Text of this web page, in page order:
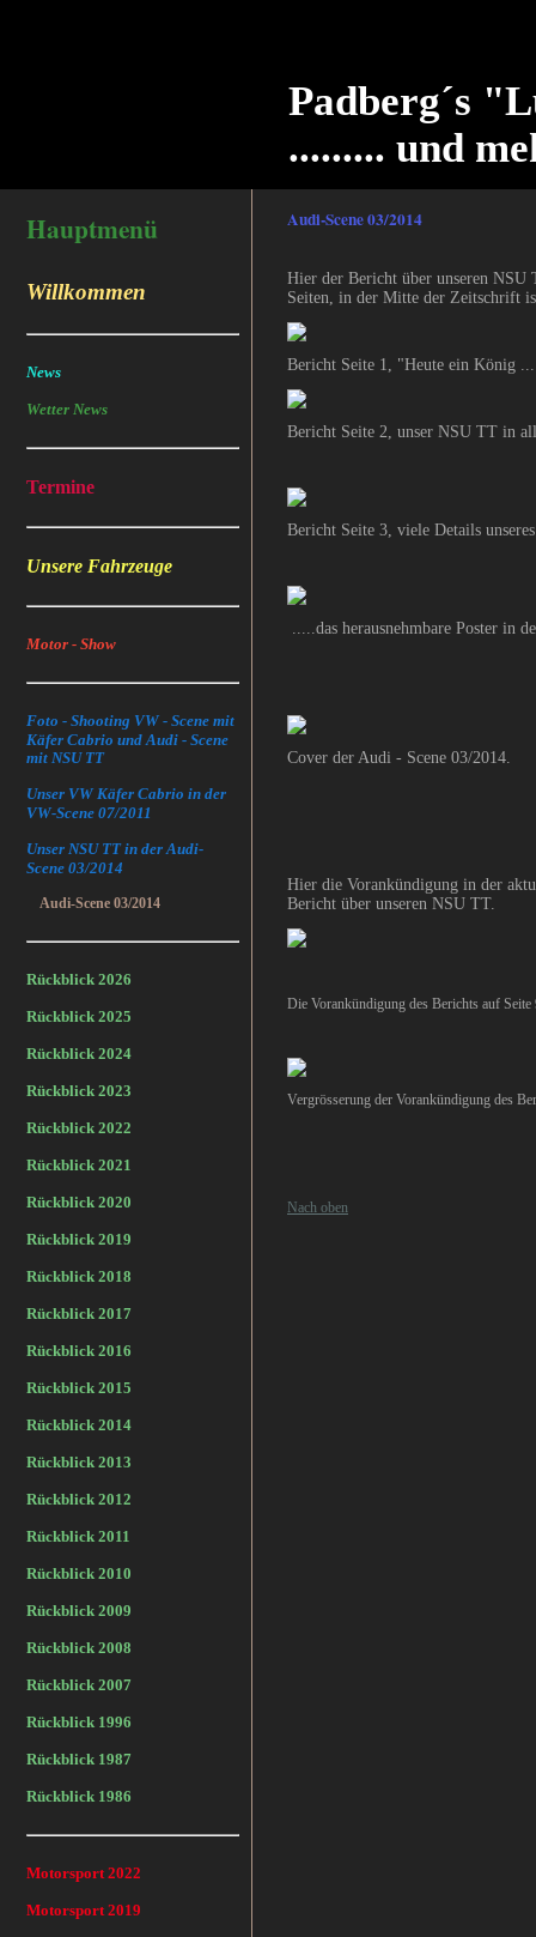
Padberg´s
......... und
Hauptmenü
Willkommen
News
Wetter News
Termine
Unsere Fahrzeuge
Motor - Show
Foto - Shooting VW - Scene mit
Käfer Cabrio und Audi - Scene
mit NSU TT
Unser VW Käfer Cabrio in der
VW-Scene 07/2011
Unser NSU TT in der Audi-
Scene 03/2014
Audi-Scene 03/2014
Rückblick 2026
Rückblick 2025
Rückblick 2024
Rückblick 2023
Rückblick 2022
Rückblick 2021
Rückblick 2020
Rückblick 2019
Rückblick 2018
Rückblick 2017
Rückblick 2016
Rückblick 2015
Rückblick 2014
Rückblick 2013
Rückblick 2012
Rückblick 2011
Rückblick 2010
Rückblick 2009
Rückblick 2008
Rückblick 2007
Rückblick 1996
Rückblick 1987
Rückblick 1986
Motorsport 2022
Motorsport 2019
Audi-Scene 03/2014
Hier der Bericht über unseren NSU
Seiten, in der Mitte der Zeitschrift
Bericht Seite 1, "Heute ein König
Bericht Seite 2, unser NSU TT in
Bericht Seite 3, viele Details
.....das herausnehmbare Poster in
Cover der Audi - Scene 03/2014.
Hier die Vorankündigung in der
Bericht über unseren NSU TT.
Die Vorankündigung des Berichts auf
Vergrösserung der Vorankündigung des
Nach oben